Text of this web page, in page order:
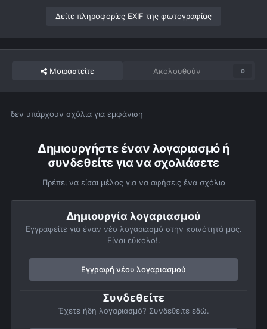
Δείτε πληροφορίες EXIF της φωτογραφίας
Μοιραστείτε Ακολουθούν 0
δεν υπάρχουν σχόλια για εμφάνιση
Δημιουργήστε έναν λογαριασμό ή
συνδεθείτε για να σχολιάσετε
Πρέπει να είσαι μέλος για να αφήσεις ένα σχόλιο
Δημιουργία λογαριασμού
Εγγραφείτε για έναν νέο λογαριασμό στην κοινότητά μας.
Είναι εύκολο!.
Εγγραφή νέου λογαριασμού
Συνδεθείτε
Έχετε ήδη λογαριασμό? Συνδεθείτε εδώ.